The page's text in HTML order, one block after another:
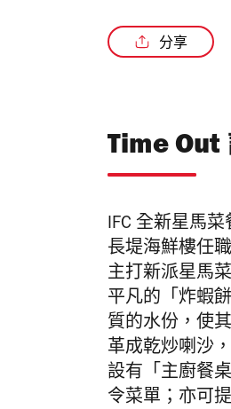
分享
Time Out
IFC 全新星馬
長堤海鮮樓任
主打新派星馬
平凡的「炸蝦
質的水份，使
革成乾炒喇沙
設有「主廚餐
令菜單；亦可